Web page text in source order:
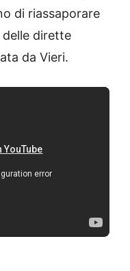
di riassaporare
dirette
da Vieri.